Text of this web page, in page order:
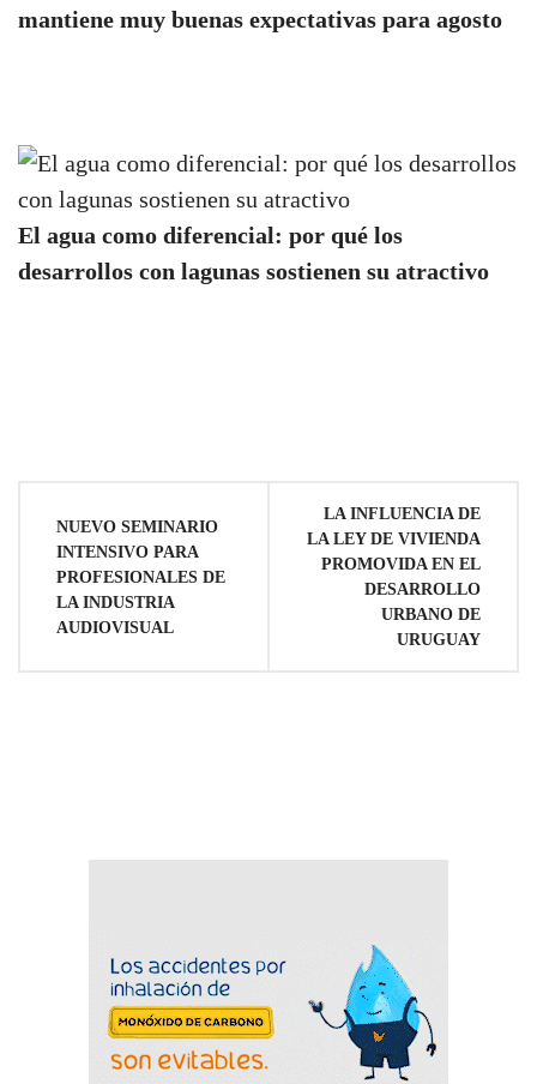
mantiene muy buenas expectativas para agosto
El agua como diferencial: por qué los
desarrollos con lagunas sostienen su atractivo
entradas
NUEVO SEMINARIO
INTENSIVO PARA
PROFESIONALES DE
LA INDUSTRIA
AUDIOVISUAL
LA INFLUENCIA DE
LA LEY DE VIVIENDA
PROMOVIDA EN EL
DESARROLLO
URBANO DE
URUGUAY